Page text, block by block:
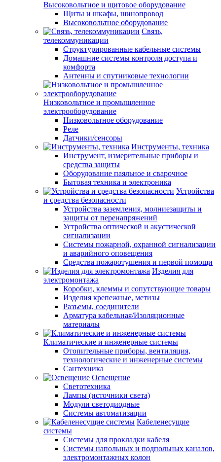
Высоковольтное и щитовое оборудование
Щиты и шкафы, шинопровод
Высоковольтное оборудование
Связь,
телекоммуникации
Структурированные кабельные системы
Домашние системы контроля доступа и
комфорта
Антенны и спутниковые технологии
Низковольтное и промышленное
электрооборудование
Низковольтное оборудование
Реле
Датчики/сенсоры
Инструменты, техника
Инструмент, измерительные приборы и
средства защиты
Оборудование паяльное и сварочное
Бытовая техника и электроника
Устройства
и средства безопасности
Устройства заземления, молниезащиты и
защиты от перенапряжений
Устройства оптической и акустической
сигнализации
Системы пожарной, охранной сигнализации
и аварийного оповещения
Средства пожаротушения и первой помощи
Изделия для
электромонтажа
Коробки, клеммы и сопутствующие товары
Изделия крепежные, метизы
Разъемы, соединители
Арматура кабельная/Изоляционные
материалы
Климатические и инженерные системы
Отопительные приборы, вентиляция,
технологические и инженерные системы
Сантехника
Освещение
Светотехника
Лампы (источники света)
Модули светодиодные
Системы автоматизации
Кабеленесущие
системы
Системы для прокладки кабеля
Системы напольных и подпольных каналов,
электромонтажных колон